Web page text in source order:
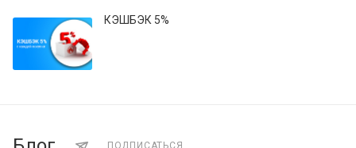
КЭШБЭК 5%